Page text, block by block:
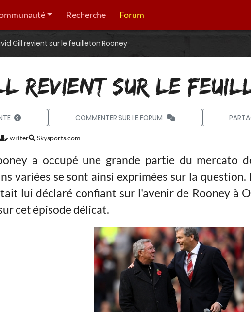
Recherche Forum
Gill revient sur le feuilleton Rooney
REVIENT SUR LE
COMMENTER SUR LE FORUM
writer Skysports.com
a occupé une grande partie du mercato
variées se sont ainsi exprimées sur la
lui déclaré confiant sur l'avenir de Rooney à
cet épisode délicat.